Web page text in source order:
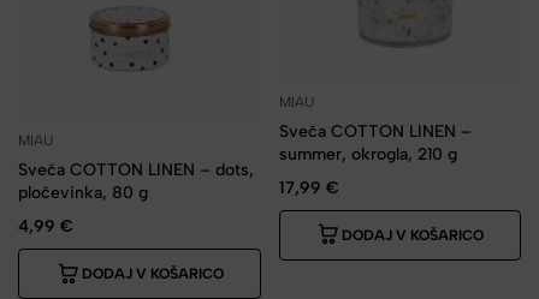
MIAU
Sveča COTTON LINEN – dots,
pločevinka, 80 g
4,99 €
DODAJ V KOŠARICO
MIAU
Sveča COTTON LINEN –
summer, okrogla, 210 g
17,99 €
DODAJ V KOŠARICO